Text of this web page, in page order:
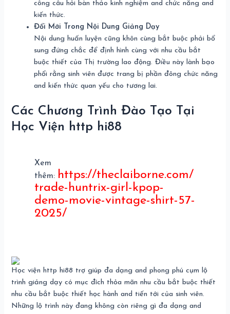
công câu hỏi bàn thảo kinh nghiệm and chức năng and
kiến thức.
Đổi Mới Trong Nội Dung Giảng Dạy
Nội dung huấn luyện cũng khôn cùng bắt buộc phải bổ
sung đứng chắc để định hình cùng với nhu cầu bắt
buộc thiết của Thị trường lao động. Điều này lành bạo
phổi rằng sinh viên được trang bị phần đông chức năng
and kiến thức quan yếu cho tương lai.
Các Chương Trình Đào Tạo Tại
Học Viện http hi88
Xem
thêm: https://theclaiborne.com/
trade-huntrix-girl-kpop-
demo-movie-vintage-shirt-57-
2025/
Học viện http hi88 trợ giúp đa dạng and phong phú cụm lộ
trình giảng dạy có mục đích thỏa mãn nhu cầu bắt buộc thiết
nhu cầu bắt buộc thiết học hành and tiến tới của sinh viên.
Những lộ trình này đang không còn riêng gì đa dạng and